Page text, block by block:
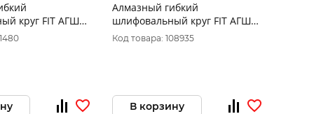
FIT АГШК
шлифование,
Алмазный гибкий
шлифовальный круг FIT АГШК
(липучка), влажное
шлифование, 100 мм, Р30
Код товара: 108935
В корзину